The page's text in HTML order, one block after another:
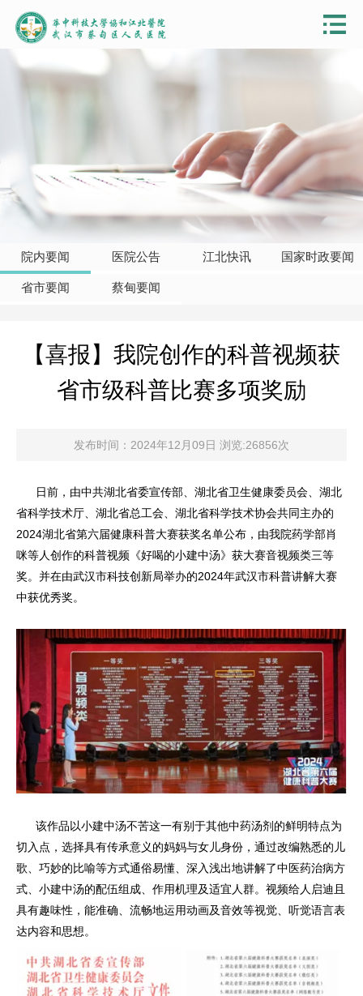
院内要闻 医院公告 江北快讯 国家时政要闻
省市要闻 蔡甸要闻
【喜报】我院创作的科普视频获
省市级科普比赛多项奖励
发布时间：2024年12月09日 浏览:26856次
日前，由中共湖北省委宣传部、湖北省卫生健康委员会、湖北
省科学技术厅、湖北省总工会、湖北省科学技术协会共同主办的
2024湖北省第六届健康科普大赛获奖名单公布，由我院药学部肖
咪等人创作的科普视频《好喝的小建中汤》获大赛音视频类三等
奖。并在由武汉市科技创新局举办的2024年武汉市科普讲解大赛
中获优秀奖。
该作品以小建中汤不苦这一有别于其他中药汤剂的鲜明特点为
切入点，选择具有传承意义的妈妈与女儿身份，通过改编熟悉的儿
歌、巧妙的比喻等方式通俗易懂、深入浅出地讲解了中医药治病方
式、小建中汤的配伍组成、作用机理及适宜人群。视频给人启迪且
具有趣味性，能准确、流畅地运用动画及音效等视觉、听觉语言表
达内容和思想。